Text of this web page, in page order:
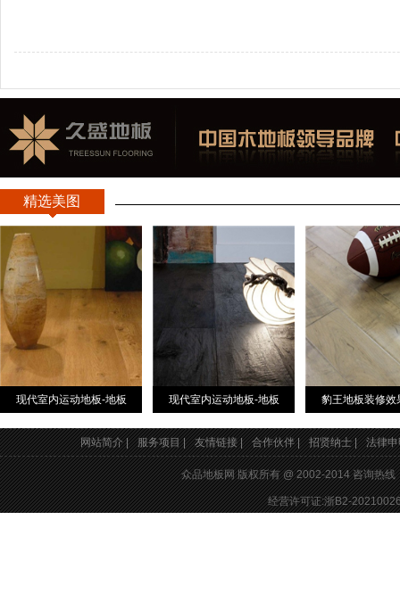
精选美图
现代室内运动地板-地板 现代室内运动地板-地板 豹王地板装修效
网站简介 | 服务项目 | 友情链接 | 合作伙伴 | 招贤纳士 | 法律申
众品地板网 版权所有 @ 2002-2014 咨询热
经营许可证:浙B2-